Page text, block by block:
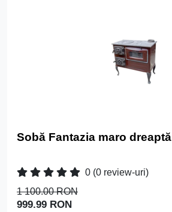
Sobă Fantazia maro dreaptă
0 (0 review-uri)
1 100.00 RON
999.99 RON